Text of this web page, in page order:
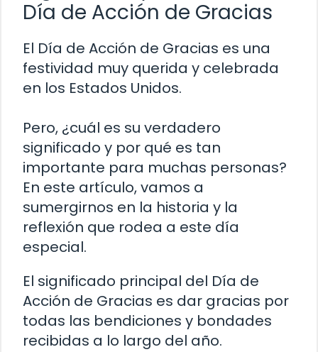
Día de Acción de Gracias
El Día de Acción de Gracias es una
festividad muy querida y celebrada
en los Estados Unidos.
Pero, ¿cuál es su verdadero
significado y por qué es tan
importante para muchas personas?
En este artículo, vamos a
sumergirnos en la historia y la
reflexión que rodea a este día
especial.
El significado principal del Día de
Acción de Gracias es dar gracias por
todas las bendiciones y bondades
recibidas a lo largo del año.